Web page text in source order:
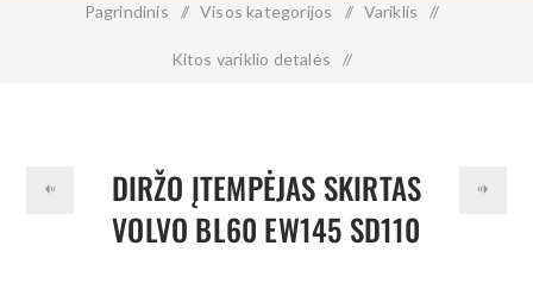
Pagrindinis / Visos kategorijos / Variklis /
Kitos variklio detalės /
DIRŽO ĮTEMPĖJAS SKIRTAS
VOLVO BL60 EW145 SD110